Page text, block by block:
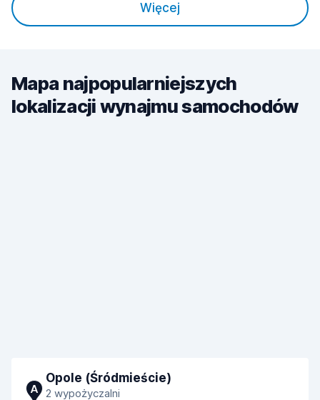
Więcej
Mapa najpopularniejszych
lokalizacji wynajmu samochodów
A
Opole (Śródmieście)
2 wypożyczalni